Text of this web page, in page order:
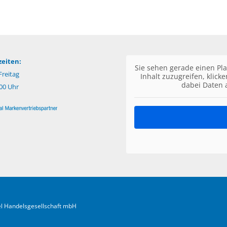
Uhr
Sie sehen gerade einen
Inhalt zuzugreifen,
dabei Daten
Handelsgesellschaft mbH